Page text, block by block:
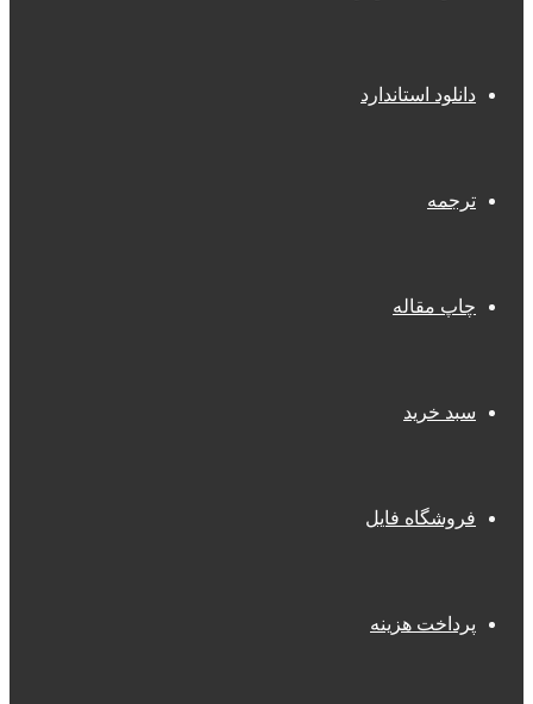
دانلود استاندارد
ترجمه
چاپ مقاله
سبد خرید
فروشگاه فایل
پرداخت هزینه